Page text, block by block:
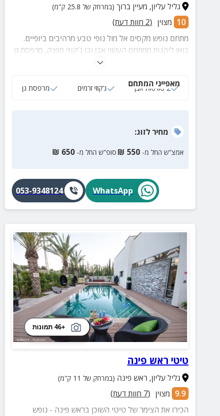
גליל עליון, מעיין ברוך (במרחק של 25.8 ק"מ)
10 מצוין (
2 חוות דעת)
מתחם נופש מקסים אל מול נופי טבע מרהיבים ביופיים.
בואו ליהנות ממתחם העשוי אבן ובו ג'קוזי מפנק, מרפסת גן
וחצר מטופחת, אבזור מלא בכל סוויטה וקרבה אל שמורות
מאפייני המתחם
2 סוויטות אבן ג‘קוזי זרמים מרפסת גן
מחירלזוג:
אמצ”ש החל מ- 550
₪ סופ”ש החל מ- 650
₪
WhatsApp
053-9348124
+46 תמונות
טיטי ראש פינה
גליל עליון, ראש פינה (במרחק של 11 ק"מ)
9.9 מצוין (
7 חוות דעת)
הכירו את הצימר של טיטי השוכן בראש פינה - נופש